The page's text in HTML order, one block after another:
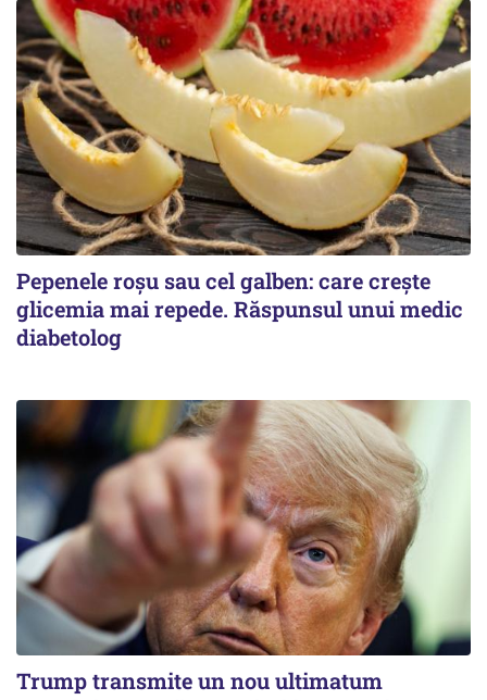
Pepenele roșu sau cel galben: care crește
glicemia mai repede. Răspunsul unui medic
diabetolog
Trump transmite un nou ultimatum